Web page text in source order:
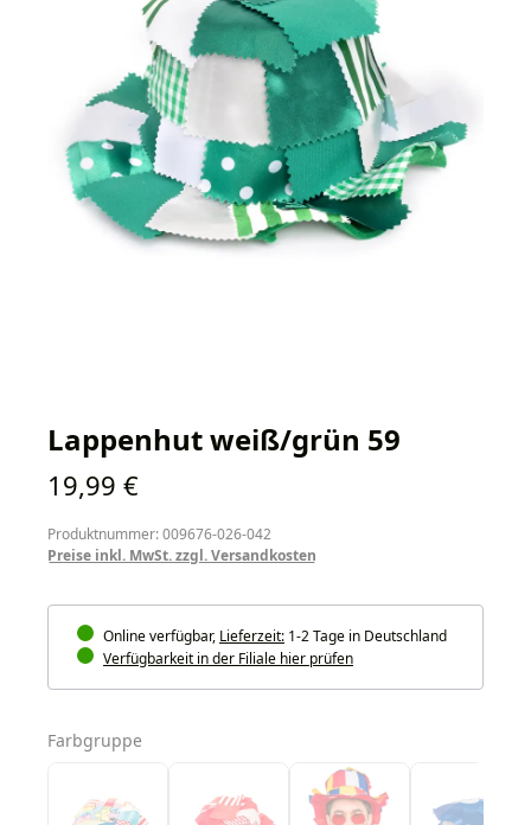
Lappenhut weiß/grün 59
Regulärer Preis:
19,99 €
Produktnummer: 009676-026-042
Preise inkl. MwSt. zzgl. Versandkosten
Online verfügbar, Lieferzeit: 1-2 Tage in Deutschland
Verfügbarkeit in der Filiale hier prüfen
Farbgruppe